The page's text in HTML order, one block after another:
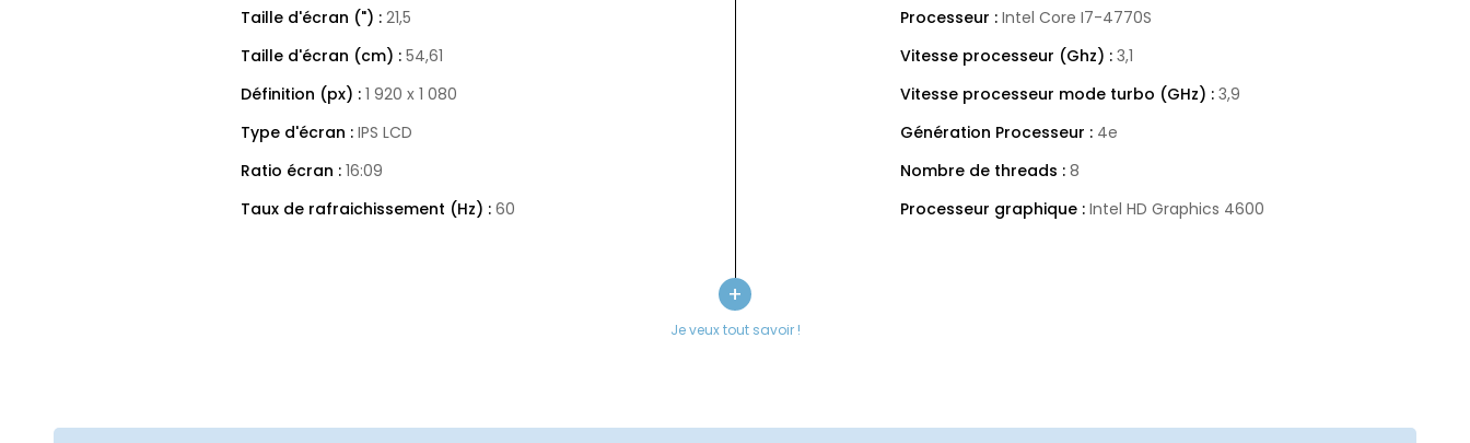
Taille d'écran (") : 21,5
Taille d'écran (cm) : 54,61
Définition (px) : 1 920 x 1 080
Type d'écran : IPS LCD
Ratio écran : 16:09
Taux de rafraichissement (Hz) : 60
Processeur : Intel Core I7-4770S
Vitesse processeur (Ghz) : 3,1
Vitesse processeur mode turbo (GHz) : 3,9
Génération Processeur : 4e
Nombre de threads : 8
Processeur graphique : Intel HD Graphics 4600
+
Je veux tout savoir !